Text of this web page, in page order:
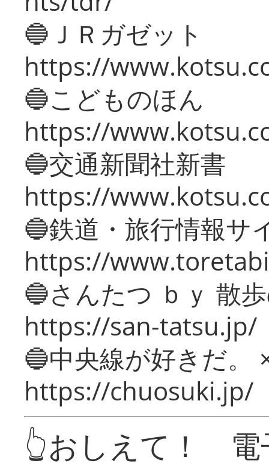
🔵ＪＲガゼット
https://
🔵こどものほん
https://
🔵交通新聞社新書
https://
🔵鉄道・旅行情報サ
https://
🔵さんたつ ｂｙ 散
https://san-tatsu.jp/
🔵中央線が好きだ。
https://chuosuki.jp/
👆おしえて！ 電